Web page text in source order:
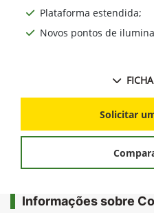
Plataforma estendida;
Novos pontos de
Solicitar
Informações sobre